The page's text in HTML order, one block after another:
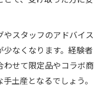
スタッフのアドバイス
なくなります。経験者
わせて限定品やコラボ商
土産となるでしょう。